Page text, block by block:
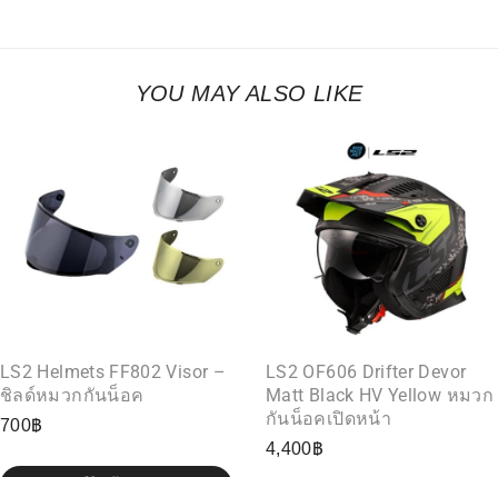
YOU MAY ALSO LIKE
LS2 Helmets FF802 Visor –
ชิลด์หมวกกันน็อค
700฿
LS2 OF606 Drifter Devor
Matt Black HV Yellow หมวก
กันน็อคเปิดหน้า
4,400฿